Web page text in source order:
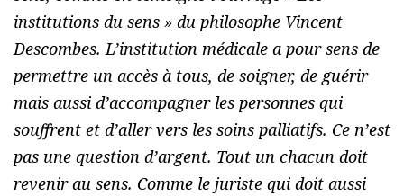
institutions du sens » du philosophe Vincent
Descombes. L’institution médicale a pour sens de
permettre un accès à tous, de soigner, de guérir
mais aussi d’accompagner les personnes qui
souffrent et d’aller vers les soins palliatifs. Ce n’est
pas une question d’argent. Tout un chacun doit
revenir au sens. Comme le juriste qui doit aussi